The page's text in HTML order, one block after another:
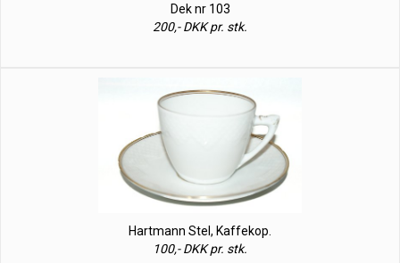
Dek nr 103
200,- DKK pr. stk.
Hartmann Stel, Kaffekop.
100,- DKK pr. stk.